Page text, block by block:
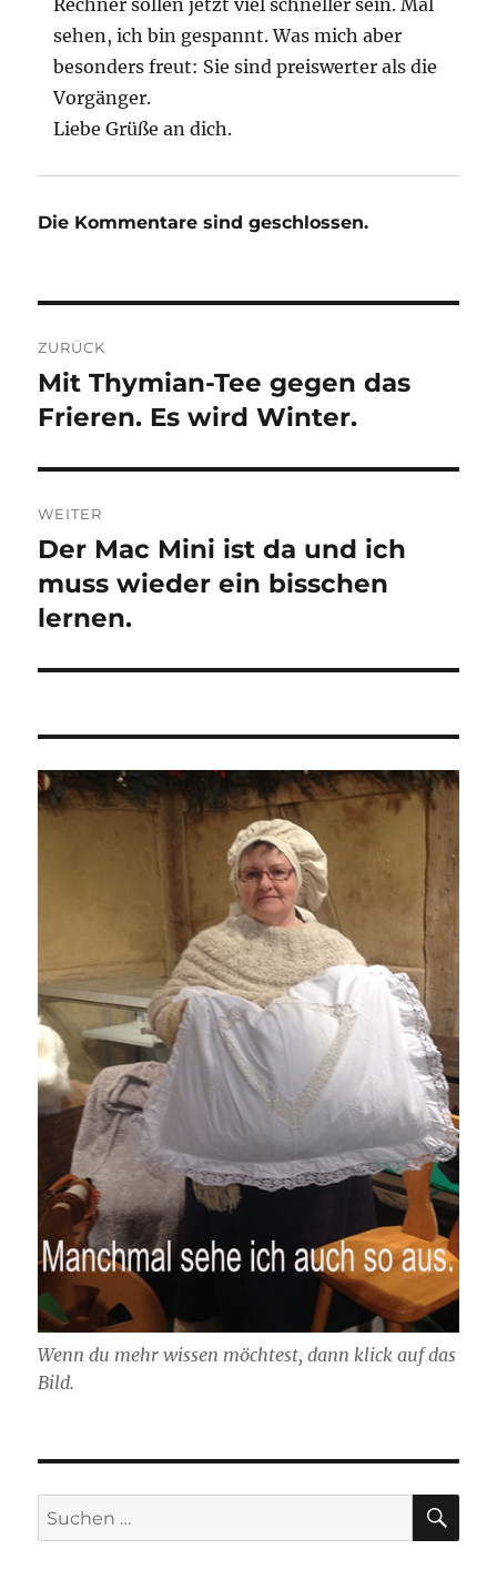
Rechner sollen jetzt viel schneller sein. Mal
sehen, ich bin gespannt. Was mich aber
besonders freut: Sie sind preiswerter als die
Vorgänger.
Liebe Grüße an dich.
Die Kommentare sind geschlossen.
ZURÜCK
Vorheriger
Beitrag:
Mit Thymian-Tee gegen das
Frieren. Es wird Winter.
WEITER
Nächster
Beitrag:
Der Mac Mini ist da und ich
muss wieder ein bisschen
lernen.
Wenn du mehr wissen möchtest, dann klick auf das
Bild.
Suchen
nach: